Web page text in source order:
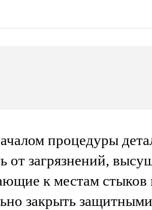
процедуры
от загрязнений,
к местам стыков
закрыть